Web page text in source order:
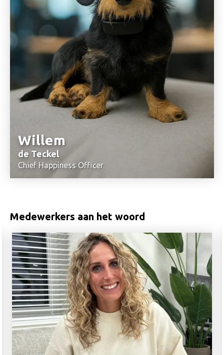
Willem
de Teckel
Chief Happiness Officer
033-2340550
Medewerkers aan het woord